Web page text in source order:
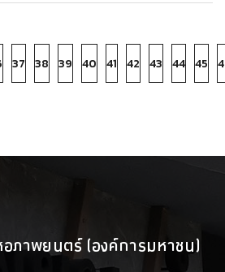
37 38 39 40 41 42 43 44 45
อภาพยนตร์ (องค์การมหาชน)